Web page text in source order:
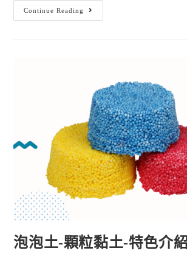
Continue Reading
泡泡土-顆粒黏土-特色介紹